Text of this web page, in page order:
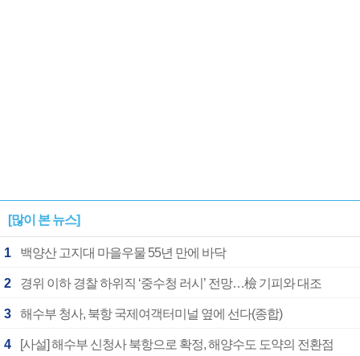
[많이 본 뉴스]
1 백양산 고지대 마을우물 55년 만에 바닥
2 경위 이하 경찰 하위직 ‘중수청 러시’ 전망…檢 기피와 대조
3 해수부 청사, 북항 국제여객터미널 옆에 선다(종합)
4 [사설] 해수부 신청사 북항으로 확정, 해양수도 도약의 전환점